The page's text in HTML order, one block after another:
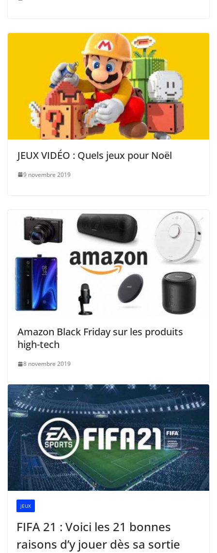
JEUX VIDÉO : Quels jeux pour Noël
9 novembre 2019
Amazon Black Friday sur les produits
high-tech
8 novembre 2019
JEUX
FIFA 21 : Voici les 21 bonnes
raisons d’y jouer dès sa sortie